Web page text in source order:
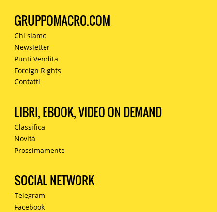
GRUPPOMACRO.COM
Chi siamo
Newsletter
Punti Vendita
Foreign Rights
Contatti
LIBRI, EBOOK, VIDEO ON DEMAND
Classifica
Novità
Prossimamente
SOCIAL NETWORK
Telegram
Facebook